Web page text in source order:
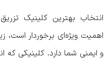
انتخاب بهترین کلینیک
اهمیت ویژه‌ای برخوردار است،
و ایمنی شما دارد. کلینیکی که